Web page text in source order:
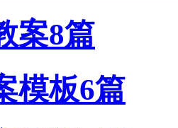
案8篇
模板6篇